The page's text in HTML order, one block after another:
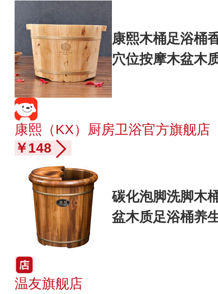
康熙木桶足浴桶
穴位按摩木盆木
康熙（KX）厨房卫浴官方旗舰店
￥148
碳化泡脚洗脚木
盆木质足浴桶养
温友旗舰店